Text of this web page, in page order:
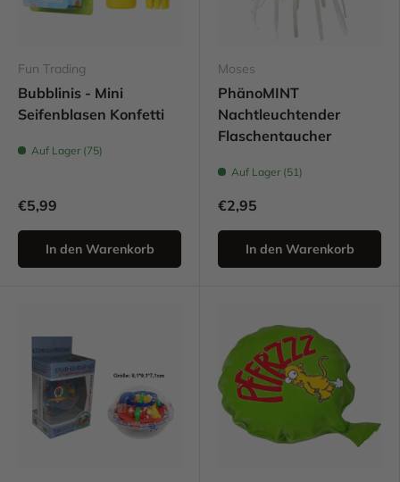
Fun Trading
Bubblinis - Mini
Seifenblasen Konfetti
Auf Lager (75)
€5,99
In den Warenkorb
Moses
PhänoMINT
Nachtleuchtender
Flaschentaucher
Auf Lager (51)
€2,95
In den Warenkorb